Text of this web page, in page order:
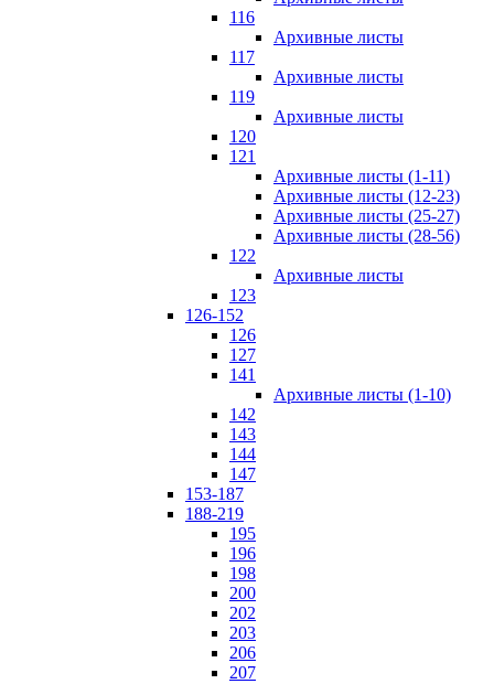
116
Архивные листы
117
Архивные листы
119
Архивные листы
120
121
Архивные листы (1-11)
Архивные листы (12-23)
Архивные листы (25-27)
Архивные листы (28-56)
122
Архивные листы
123
126-152
126
127
141
Архивные листы (1-10)
142
143
144
147
153-187
188-219
195
196
198
200
202
203
206
207